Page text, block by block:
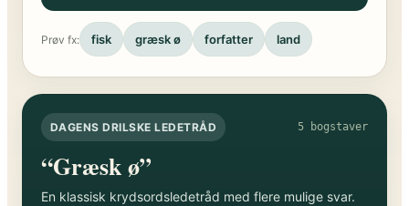
Prøv fx: fisk græsk ø forfatter land
DAGENS DRILSKE LEDETRÅD 5 bogstaver
“Græsk ø”
En klassisk krydsordsledetråd med flere mulige svar.